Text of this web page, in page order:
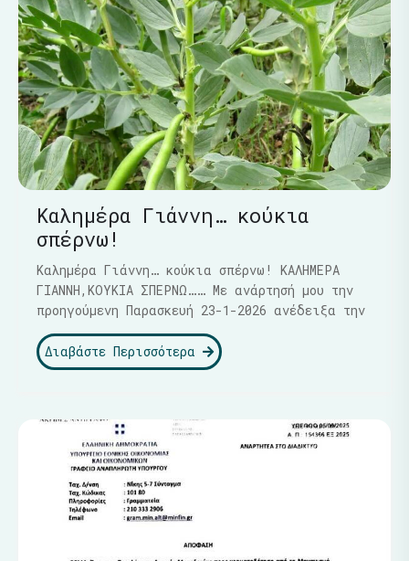
Καλημέρα Γιάννη… κούκια
σπέρνω!
Καλημέρα Γιάννη… κούκια σπέρνω! ΚΑΛΗΜΕΡΑ
ΓΙΑΝΝΗ,ΚΟΥΚΙΑ ΣΠΕΡΝΩ…… Με ανάρτησή μου την
προηγούμενη Παρασκευή 23-1-2026 ανέδειξα την
Διαβάστε Περισσότερα